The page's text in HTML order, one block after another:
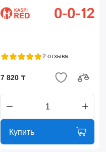
2 отзыва
7 820 ₸
Купить